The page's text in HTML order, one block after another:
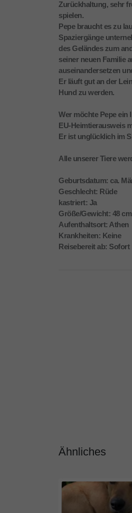
Zurückhaltung, sehr
spielen.
Pepe braucht es zu
Spaziergänge
des Geländes zum
seiner neuen Familie
auseinandersetzen
Er läuft gut an der
Hund zu werden.
Wer möchte Pepe ein
EU-Heimtierausweis
Er ist unglücklich im
Alle unserer Tiere
Geburtsdatum: ca.
Geschlecht: Rüde
kastriert: Ja
Größe/Gewicht: 48
Aufenthaltsort: Athen
Krankheiten: Keine
Reisebereit ab: Sofort
Ähnliches